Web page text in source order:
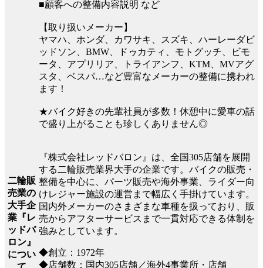
■顧客への整備内容説明 など
【取り扱いメーカー】
ヤマハ、ホンダ、カワサキ、スズキ、ハーレーダビ
ッドソン、BMW、ドゥカティ、モトグッチ、ビモ
ータ、アプリリア、トライアンフ、KTM、MVアグ
スタ、ベスパ…など豊富なメーカーの整備に携われ
ます！
★バイク好きの先輩社員が多数！休憩中に愛車の話
で盛り上がることも珍しくありません◎
二輪販
売業の
大手企
業『レ
ッドバ
ロン』
につい
『株式会社レッドバロン』は、全国305店舗を展開
する二輪販売業界大手の企業です。バイクの販売・
整備を中心に、パーツ販売や海外事業、ライダー向
けレジャー施設の運営まで幅広く手掛けています。
国内外メーカーのさまざまな車種を扱っており、販
売からアフターサービスまで一貫対応できる体制を
強みとしています。
◆創立：1972年
◆店舗数：国内305店舗／海外4事業所・店舗